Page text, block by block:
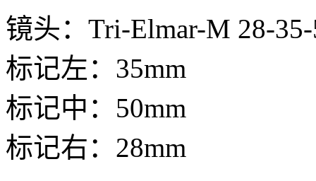
镜头：Tri-Elmar-M 28-
标记左：35mm
标记中：50mm
标记右：28mm